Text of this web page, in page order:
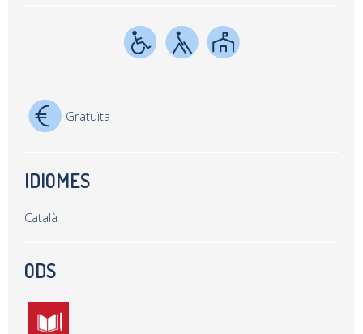
Gratuïta
IDIOMES
Català
ODS